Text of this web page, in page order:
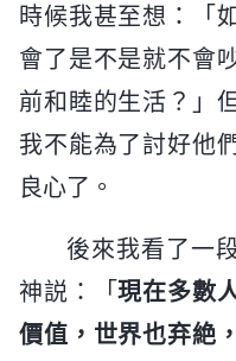
時候我甚至想：「
會了是不是就不會
前和睦的生活？」
我不能為了討好他
良心了。
後來我看了一
神説：「現在多數
價值，世界也弃絶